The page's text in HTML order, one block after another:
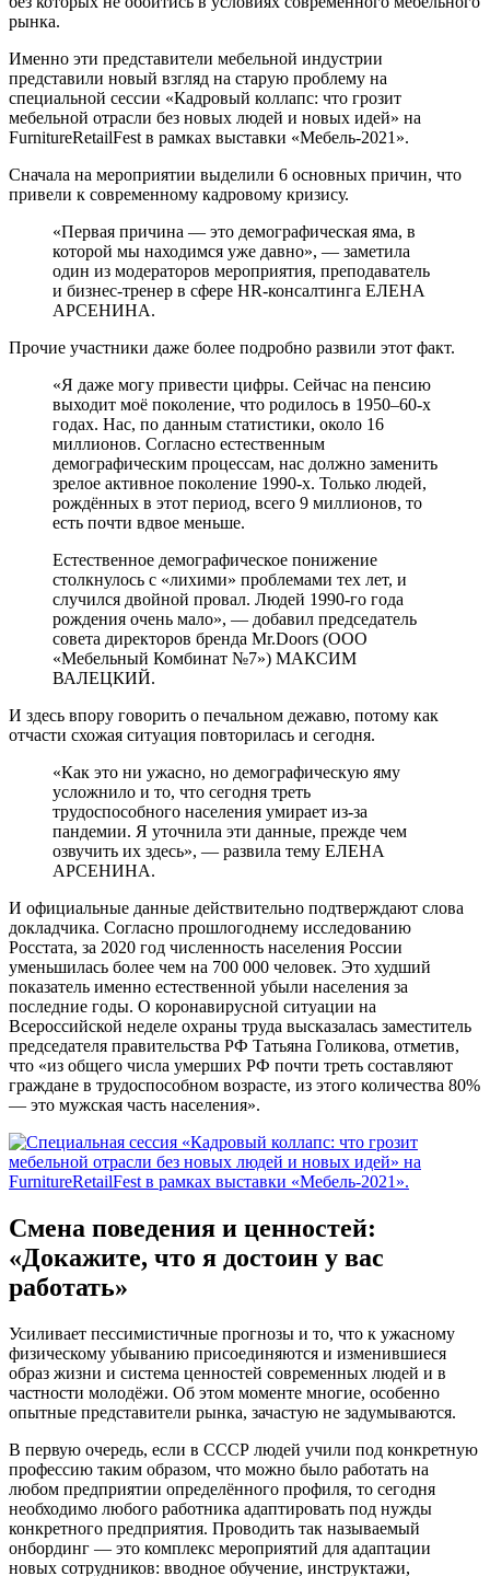
рынка.
Именно эти представители мебельной индустрии
представили новый взгляд на старую проблему на
специальной сессии «Кадровый коллапс: что грозит
мебельной отрасли без новых людей и новых идей» на
FurnitureRetailFest в рамках выставки «Мебель-2021».
Сначала на мероприятии выделили 6 основных причин, что
привели к современному кадровому кризису.
«Первая причина — это демографическая яма, в
которой мы находимся уже давно», — заметила
один из модераторов мероприятия, преподаватель
и бизнес-тренер в сфере HR-консалтинга ЕЛЕНА
АРСЕНИНА.
Прочие участники даже более подробно развили этот факт.
«Я даже могу привести цифры. Сейчас на пенсию
выходит моё поколение, что родилось в 1950–60-х
годах. Нас, по данным статистики, около 16
миллионов. Согласно естественным
демографическим процессам, нас должно заменить
зрелое активное поколение 1990-х. Только людей,
рождённых в этот период, всего 9 миллионов, то
есть почти вдвое меньше.
Естественное демографическое понижение
столкнулось с «лихими» проблемами тех лет, и
случился двойной провал. Людей 1990-го года
рождения очень мало», — добавил председатель
совета директоров бренда Mr.Doors (ООО
«Мебельный Комбинат №7») МАКСИМ
ВАЛЕЦКИЙ.
И здесь впору говорить о печальном дежавю, потому как
отчасти схожая ситуация повторилась и сегодня.
«Как это ни ужасно, но демографическую яму
усложнило и то, что сегодня треть
трудоспособного населения умирает из-за
пандемии. Я уточнила эти данные, прежде чем
озвучить их здесь», — развила тему ЕЛЕНА
АРСЕНИНА.
И официальные данные действительно подтверждают слова
докладчика. Согласно прошлогоднему исследованию
Росстата, за 2020 год численность населения России
уменьшилась более чем на 700 000 человек. Это худший
показатель именно естественной убыли населения за
последние годы. О коронавирусной ситуации на
Всероссийской неделе охраны труда высказалась заместитель
председателя правительства РФ Татьяна Голикова, отметив,
что «из общего числа умерших РФ почти треть составляют
граждане в трудоспособном возрасте, из этого количества 80%
— это мужская часть населения».
Смена поведения и ценностей:
«Докажите, что я достоин у вас
работать»
Усиливает пессимистичные прогнозы и то, что к ужасному
физическому убыванию присоединяются и изменившиеся
образ жизни и система ценностей современных людей и в
частности молодёжи. Об этом моменте многие, особенно
опытные представители рынка, зачастую не задумываются.
В первую очередь, если в СССР людей учили под конкретную
профессию таким образом, что можно было работать на
любом предприятии определённого профиля, то сегодня
необходимо любого работника адаптировать под нужды
конкретного предприятия. Проводить так называемый
онбординг — это комплекс мероприятий для адаптации
новых сотрудников: вводное обучение, инструктажи,